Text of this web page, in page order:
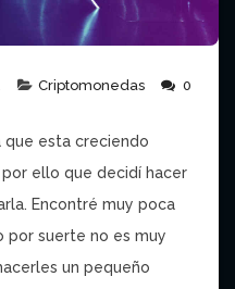
Criptomonedas 0
que esta creciendo
ello que decidí hacer
Encontré muy poca
por suerte no es muy
un pequeño